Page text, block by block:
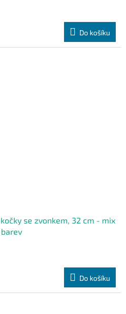
Do košíku
se zvonkem, 32 cm - mix
barev
Do košíku